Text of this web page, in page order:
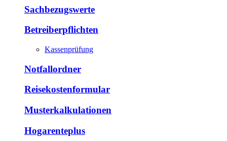
Sachbezugswerte
Betreiberpflichten
Kassenprüfung
Notfallordner
Reisekostenformular
Musterkalkulationen
Hogarenteplus